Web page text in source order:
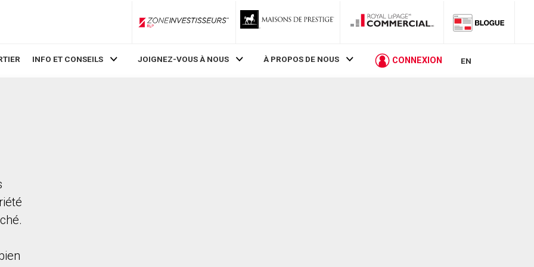
ZoneInvestisseurs RLP
INFO ET CONSEILS JOIGNEZ-VOUS À NOUS À PROPOS DE NOUS CONNEXION EN